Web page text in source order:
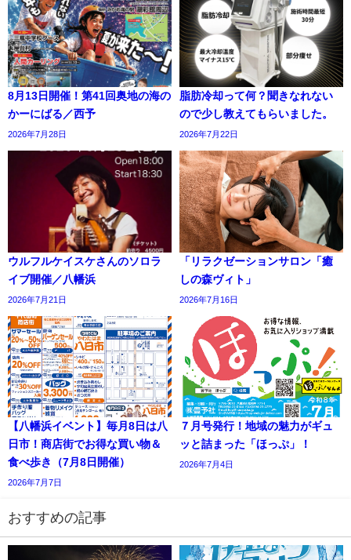
8月13日開催！第41回奥地の海の
かーにばる／西予
2026年7月28日
脂肪冷却って何？聞きなれない
ので少し教えてもらいました。
2026年7月22日
ウルフルケイスケさんのソロラ
イブ開催／八幡浜
2026年7月21日
「リラクゼーションサロン「癒
しの森ヴィト」
2026年7月16日
【八幡浜イベント】毎月8日は八
日市！商店街でお得な買い物＆
食べ歩き（7月8日開催）
2026年7月7日
７月号発行！地域の魅力がギュ
ッと詰まった「ほっぷ」！
2026年7月4日
おすすめの記事